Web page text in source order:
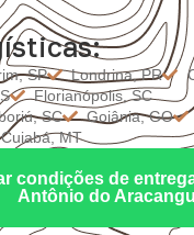
SP Londrina, PR
Florianópolis, SC
SC
Goiânia, GO
Cuiabá, MT
condições de
Antônio do